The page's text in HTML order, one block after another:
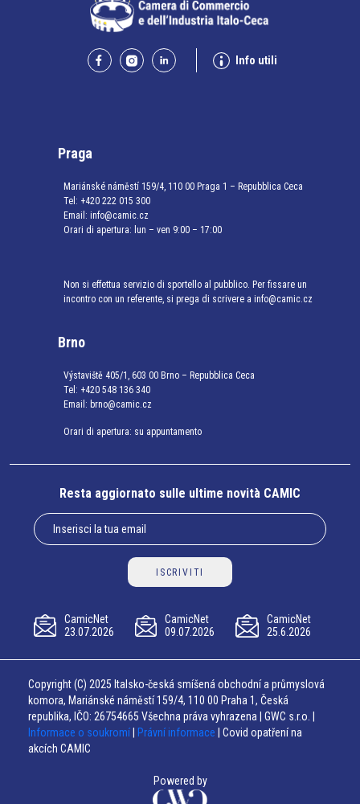
Info utili
Praga
Mariánské náměstí 159/4, 110 00 Praga 1 – Repubblica Ceca
Tel: +420 222 015 300
Email: info@camic.cz
Orari di apertura: lun – ven 9:00 – 17:00
Non si effettua servizio di sportello al pubblico. Per fissare un
incontro con un referente, si prega di scrivere a info@camic.cz
Brno
Výstaviště 405/1, 603 00 Brno – Repubblica Ceca
Tel: +420 548 136 340
Email: brno@camic.cz
Orari di apertura: su appuntamento
Resta aggiornato sulle ultime novità CAMIC
ISCRIVITI
CamicNet
23.07.2026
CamicNet
09.07.2026
CamicNet
25.6.2026
Copyright (C) 2025 Italsko-česká smíšená obchodní a průmyslová
komora, Mariánské náměstí 159/4, 110 00 Praha 1, Česká
republika, IČO: 26754665 Všechna práva vyhrazena | GWC s.r.o. |
Informace o soukromí
Právní informace | Covid opatření na
akcích CAMIC
Powered by